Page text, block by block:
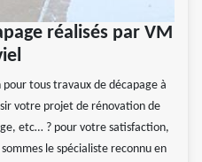
réalisés par VM
tous travaux de décapage à
votre projet de rénovation de
etc… ? pour votre satisfaction,
le spécialiste reconnu en